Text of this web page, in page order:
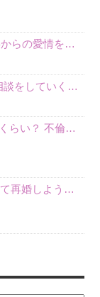
リコカツをしようと考えています。夫の事からの愛情を全く感じません。子供がいるので、子供が成長するまではと我慢しています。 まず、お金が必要だと考え、仕事の量も増やしました。ところが、夫は働かず、結局は
働く主婦、片思いをしています。 仕事の相談をしていくうちに、彼のことを好きになりました。私には夫も子供もいます。不倫をしているわけでもなく、もちろん、この気持ちは誰にも話していません。 ラインをする関
不倫ぶっちゃけトーク5弾！ 不倫してどれくらい？ 不倫のあれこれを、なんでもどうぞ♪♪
W不倫です。最近、彼のほうから、離婚して再婚しよう、と言ってきました。ハッキリいうと、そこまでは考えていませんでした。彼を好きな気持ちはあるし、彼なしの生活は考えられません。だけど、離婚して再婚すると